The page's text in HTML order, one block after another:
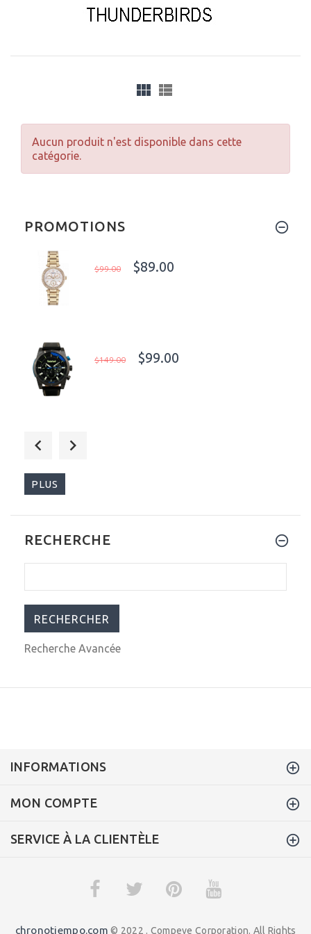
Aucun produit n'est disponible dans cette
catégorie.
PROMOTIONS
$99.00 $89.00
$149.00 $99.00
$999.00
PLUS
RECHERCHE
Recherche Avancée
INFORMATIONS
MON COMPTE
SERVICE À LA CLIENTÈLE
chronotiempo.com © 2022 . Compeve Corporation. All Rights